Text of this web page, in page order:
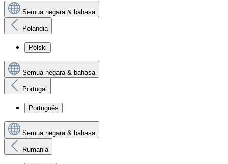
Semua negara & bahasa
Polandia
Polski
Semua negara & bahasa
Portugal
Português
Semua negara & bahasa
Rumania